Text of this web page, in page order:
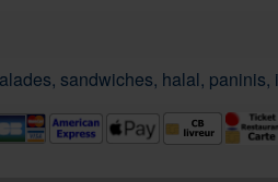
sandwiches, halal, paninis,